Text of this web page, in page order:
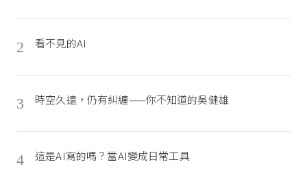
2 看不見的AI
3 時空久遠，仍有糾纏——你不知道的吳健雄
4 這是AI寫的嗎？當AI變成日常工具